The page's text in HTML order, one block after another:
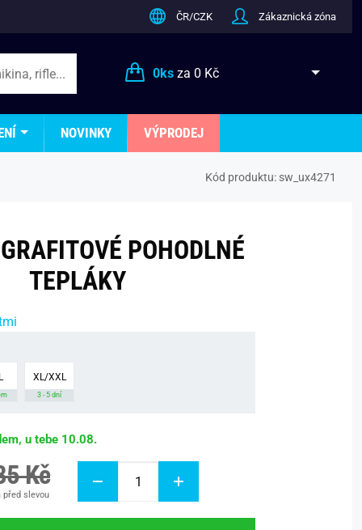
ČR/CZK Zákaznická zóna
0ksza 0 Kč
NOVINKY VÝPRODEJ
Kód produktu: sw_ux4271
POHODLNÉ
TEPLÁKY
XL/XXL
3 - 5 dní
u tebe 10.08.
Kč
před slevou